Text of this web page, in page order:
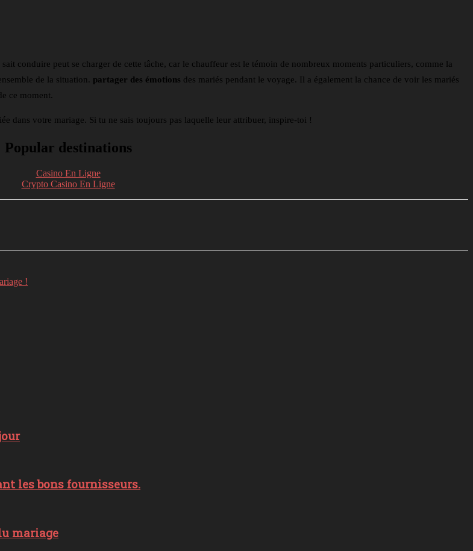
conduire peut se charger de cette tâche, car le chauffeur est le témoin de nombreux moments particuliers, comme la
de la situation. partager des émotions des mariés pendant le voyage. Il a également la chance de voir les mariés
ce moment.
dans votre mariage. Si tu ne sais toujours pas laquelle leur attribuer, inspire-toi !
Popular destinations
Casino En Ligne
Crypto Casino En Ligne
!
les bons fournisseurs.
mariage